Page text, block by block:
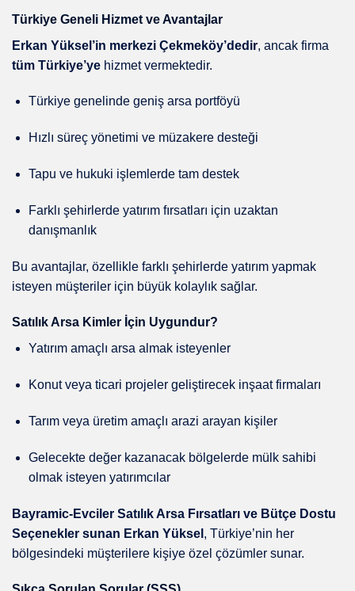
Türkiye Geneli Hizmet ve Avantajlar
Erkan Yüksel’in merkezi Çekmeköy’dedir, ancak firma
tüm Türkiye’ye hizmet vermektedir.
Türkiye genelinde geniş arsa portföyü
Hızlı süreç yönetimi ve müzakere desteği
Tapu ve hukuki işlemlerde tam destek
Farklı şehirlerde yatırım fırsatları için uzaktan
danışmanlık
Bu avantajlar, özellikle farklı şehirlerde yatırım yapmak
isteyen müşteriler için büyük kolaylık sağlar.
Satılık Arsa Kimler İçin Uygundur?
Yatırım amaçlı arsa almak isteyenler
Konut veya ticari projeler geliştirecek inşaat firmaları
Tarım veya üretim amaçlı arazi arayan kişiler
Gelecekte değer kazanacak bölgelerde mülk sahibi
olmak isteyen yatırımcılar
Bayramic-Evciler Satılık Arsa Fırsatları ve Bütçe Dostu
Seçenekler sunan Erkan Yüksel , Türkiye’nin her
bölgesindeki müşterilere kişiye özel çözümler sunar.